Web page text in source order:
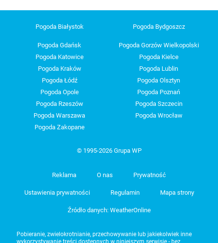
Pogoda Białystok Pogoda Bydgoszcz
Pogoda Gdańsk
Pogoda Gorzów Wielkopolski
Pogoda Katowice
Pogoda Kielce
Pogoda Kraków
Pogoda Lublin
Pogoda Łódź
Pogoda Olsztyn
Pogoda Opole
Pogoda Poznań
Pogoda Rzeszów
Pogoda Szczecin
Pogoda Warszawa
Pogoda Wrocław
Pogoda Zakopane
© 1995-2026 Grupa WP
Reklama O nas Prywatność
Ustawienia prywatności Regulamin Mapa strony
Źródło danych: WeatherOnline
Pobieranie, zwielokrotnianie, przechowywanie lub jakiekolwiek inne
wykorzystywanie treści dostępnych w niniejszym serwisie - bez